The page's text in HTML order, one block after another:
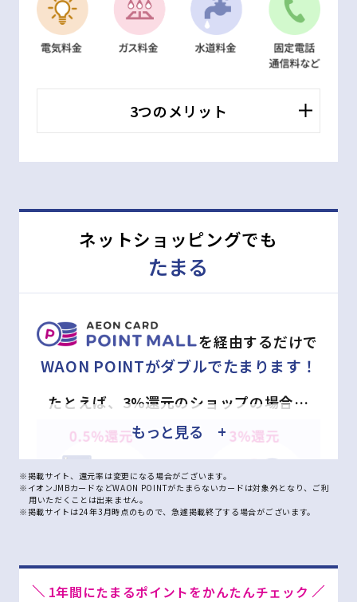
3つのメリット
ネットショッピングでも
たまる
を経由するだけで
WAON POINTがダブルでたまります！
たとえば、3%還元のショップの場合…
もっと見る +
※掲載サイト、還元率は変更になる場合がございます。
※イオンJMBカードなどWAON POINTがたまらないカードは対象外となり、ご利
用いただくことは出来ません。
※掲載サイトは24年3月時点のもので、急遽掲載終了する場合がございます。
1年間にたまるポイントをかんたんチェック